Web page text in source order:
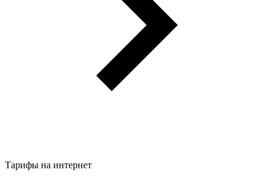
Тарифы на интернет